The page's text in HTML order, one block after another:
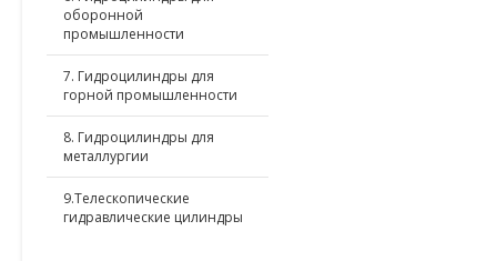
оборонной
промышленности
7. Гидроцилиндры для
горной промышленности
8. Гидроцилиндры для
металлургии
9.Телескопические
гидравлические цилиндры